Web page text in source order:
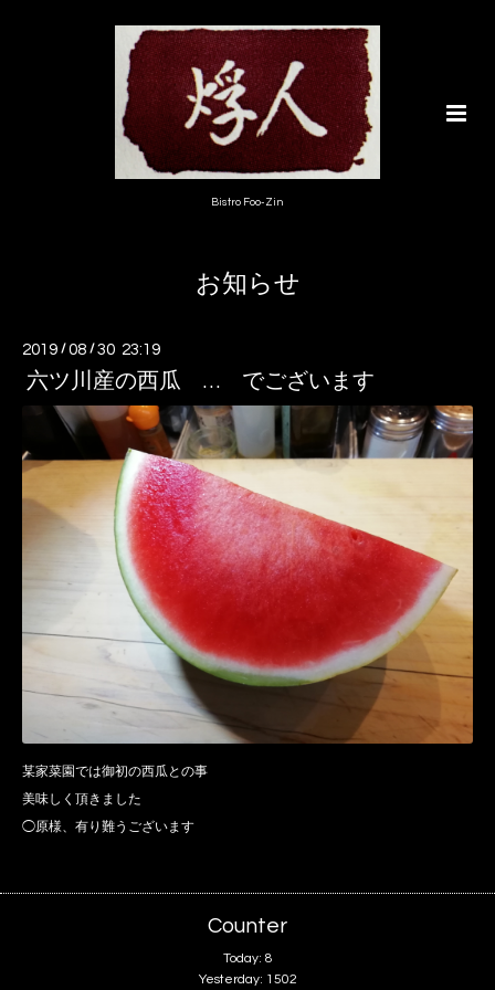
Bistro Foo-Zin
お知らせ
2019 /08 /30 23:19
六ツ川産の西瓜 … でございます
某家菜園では御初の西瓜との事
美味しく頂きました
◯原様、有り難うございます
Counter
Today: 8
Yesterday: 1502